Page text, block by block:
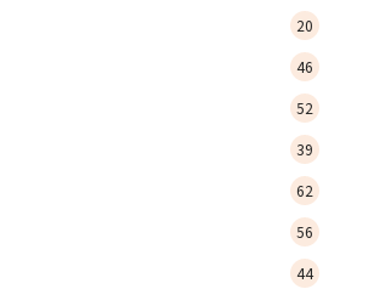
20
46
52
39
62
56
44